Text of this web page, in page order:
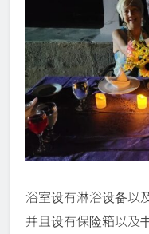
浴室设有淋浴设备以
并且设有保险箱以及